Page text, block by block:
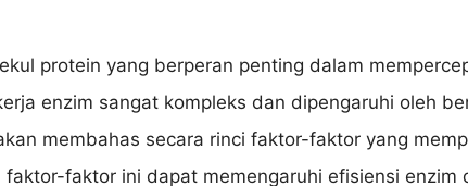
protein yang berperan penting dalam
enzim sangat kompleks dan dipengaruhi oleh
membahas secara rinci faktor-faktor yang
faktor-faktor ini dapat memengaruhi efisiensi enzim